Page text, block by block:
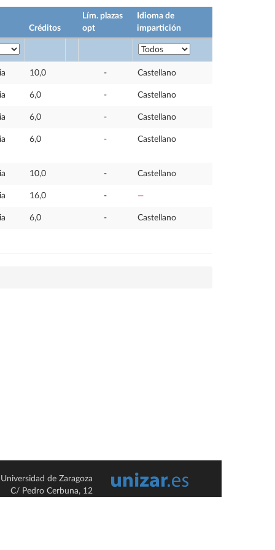
Créditos
Lím. plazas
opt
Idioma de
impartición
10,0 - Castellano
6,0 - Castellano
6,0 - Castellano
6,0 - Castellano
10,0 - Castellano
16,0 - —
6,0 - Castellano
Universidad de Zaragoza
C/ Pedro Cerbuna, 12